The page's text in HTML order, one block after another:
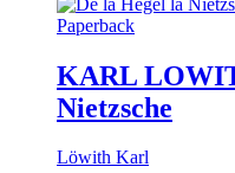
Paperback
KARL
Nietzsche
Löwith Karl